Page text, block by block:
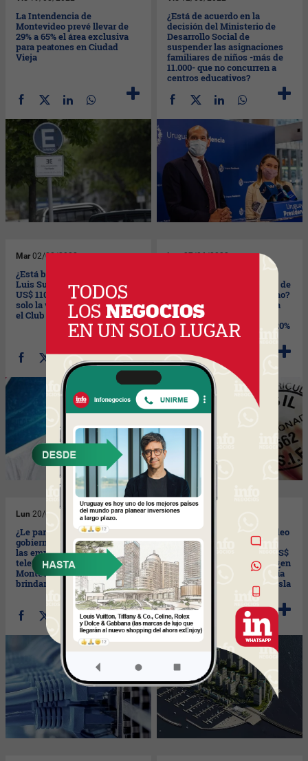
La Intendencia de
Montevideo prevé llevar de
29% a 65% el área exclusiva
para peatones en Ciudad
Vieja
¿Está de acuerdo en la
decisión del Ministerio de
Desarrollo Social de
suspender las asignaciones
familiares de niños -más de
11.000- que no concurren a
centros educativos?
Mar 02/08/2022
¿Está bien que la camiseta de
Luis Suárez -que saldrá unos
US$ 110 aproximadamente-
solo la venda exclusivamente
el Club Nacional de Fútbol?
Lun27/06/2022
comience a importar carne de
Brasil para consumo interno?
Según estimaciones habría
cortes de carne con hueso
con un precio entre 15% y 20%
más barato.
Lun 20/06/2022
¿Le parece bien que el
gobierno haya autorizado a
las empresas proveedoras de
televisión por cable de
Montevideo y el interior a
brindar servicios de internet?
Lun
De no hacerse en Montevideo
el proyecto MVD 360, que
supone una inversión de US$
2.300 millones en 10 años, ¿en
qué otro departamento sería
interesante construir una isla
artificial?